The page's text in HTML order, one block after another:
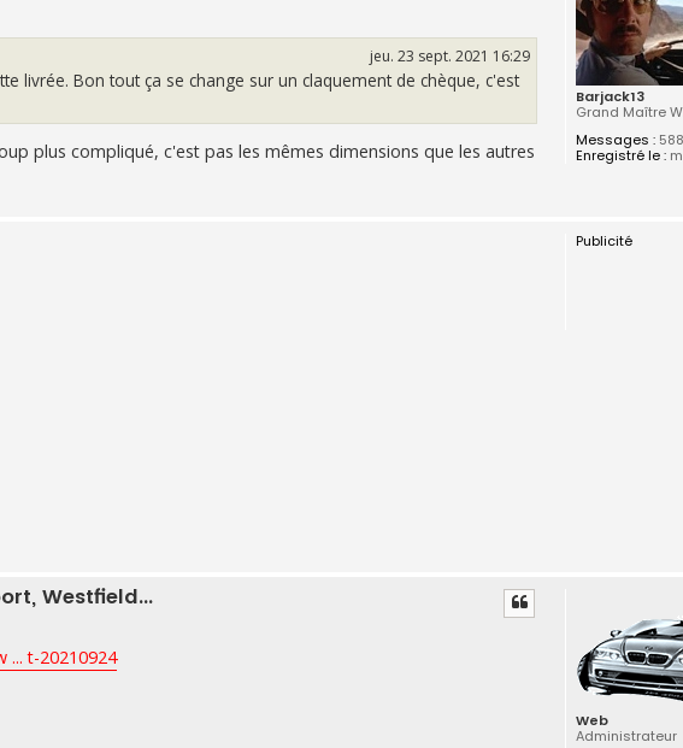
Barjack13
Grand Maître
Messages :
Enregistré le :
jeu. 23 sept. 2021 16:29
livrée. Bon tout ça se change sur un claquement de chèque, c'est
plus compliqué, c'est pas les mêmes dimensions que les autres
Publicité
Web
Administrateur
Westfield...
t-20210924